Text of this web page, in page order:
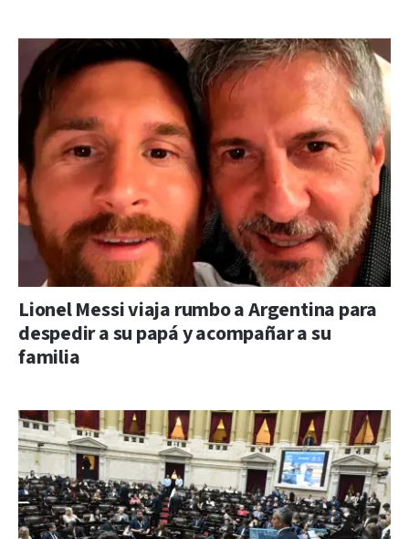
Lionel Messi viaja rumbo a Argentina para
despedir a su papá y acompañar a su
familia